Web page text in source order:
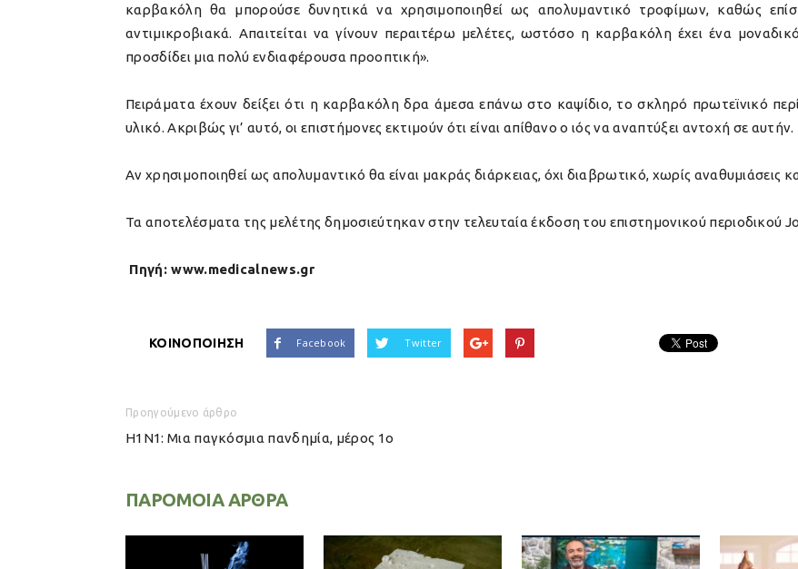
καρβακόλη θα μπορούσε δυνητικά να χρησιμοποιηθεί ως απολυμαντικό τροφίμων, καθώς
αντιμικροβιακά. Απαιτείται να γίνουν περαιτέρω μελέτες, ωστόσο η καρβακόλη έχει ένα
προσδίδει μια πολύ ενδιαφέρουσα προοπτική».
Πειράματα έχουν δείξει ότι η καρβακόλη δρα άμεσα επάνω στο καψίδιο, το σκληρό πρωτεϊνικό
υλικό. Ακριβώς γι’ αυτό, οι επιστήμονες εκτιμούν ότι είναι απίθανο ο ιός να αναπτύξει αντοχή σε αυτήν.
Αν χρησιμοποιηθεί ως απολυμαντικό θα είναι μακράς διάρκειας, όχι διαβρωτικό, χωρίς αναθυμιάσεις
Τα αποτελέσματα της μελέτης δημοσιεύτηκαν στην τελευταία έκδοση του επιστημονικού
Πηγή: www.medicalnews.gr
ΚΟΙΝΟΠΟΙΗΣΗ Facebook Twitter
Προηγούμενο άρθρο
H1N1: Μια παγκόσμια πανδημία, μέρος 1ο
ΠΑΡΟΜΟΙΑ ΑΡΘΡΑ